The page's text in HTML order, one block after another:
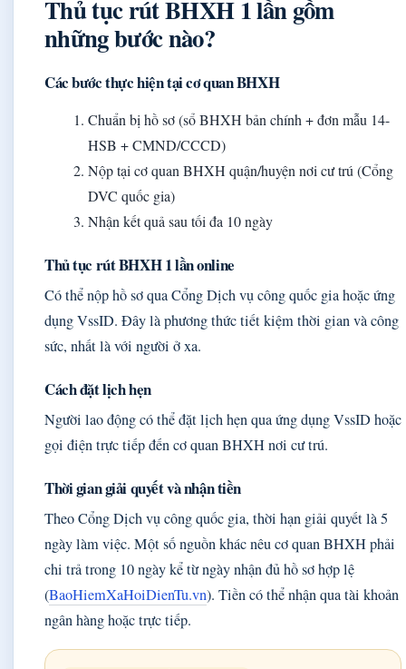
Thủ tục rút BHXH 1 lần gồm
những bước nào?
Các bước thực hiện tại cơ quan BHXH
Chuẩn bị hồ sơ (sổ BHXH bản chính + đơn mẫu 14-
HSB + CMND/CCCD)
Nộp tại cơ quan BHXH quận/huyện nơi cư trú (Cổng
DVC quốc gia)
Nhận kết quả sau tối đa 10 ngày
Thủ tục rút BHXH 1 lần online
Có thể nộp hồ sơ qua Cổng Dịch vụ công quốc gia hoặc ứng
dụng VssID. Đây là phương thức tiết kiệm thời gian và công
sức, nhất là với người ở xa.
Cách đặt lịch hẹn
Người lao động có thể đặt lịch hẹn qua ứng dụng VssID hoặc
gọi điện trực tiếp đến cơ quan BHXH nơi cư trú.
Thời gian giải quyết và nhận tiền
Theo Cổng Dịch vụ công quốc gia, thời hạn giải quyết là 5
ngày làm việc. Một số nguồn khác nêu cơ quan BHXH phải
chi trả trong 10 ngày kể từ ngày nhận đủ hồ sơ hợp lệ
(BaoHiemXaHoiDienTu.vn). Tiền có thể nhận qua tài khoản
ngân hàng hoặc trực tiếp.